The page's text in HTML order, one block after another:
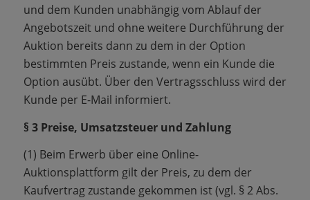
und dem Kunden unabhängig vom Ablauf der
Angebotszeit und ohne weitere Durchführung der
Auktion bereits dann zu dem in der Option
bestimmten Preis zustande, wenn ein Kunde die
Option ausübt. Über den Vertragsschluss wird der
Kunde per E-Mail informiert.
§ 3 Preise, Umsatzsteuer und Zahlung
(1) Beim Erwerb über eine Online-
Auktionsplattform gilt der Preis, zu dem der
Kaufvertrag zustande gekommen ist (vgl. § 2 Abs.